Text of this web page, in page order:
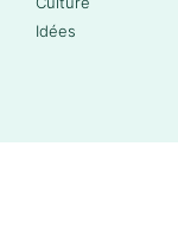
Idées